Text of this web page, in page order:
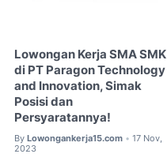
Lowongan Kerja SMA SMK
di PT Paragon Technology
and Innovation, Simak
Posisi dan
Persyaratannya!
By Lowongankerja15.com • 17 Nov,
2023